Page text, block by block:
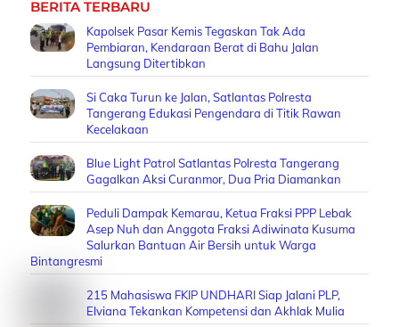
BERITA TERBARU
Kapolsek Pasar Kemis Tegaskan Tak Ada
Pembiaran, Kendaraan Berat di Bahu Jalan
Langsung Ditertibkan
Si Caka Turun ke Jalan, Satlantas Polresta
Tangerang Edukasi Pengendara di Titik Rawan
Kecelakaan
Blue Light Patrol Satlantas Polresta Tangerang
Gagalkan Aksi Curanmor, Dua Pria Diamankan
Peduli Dampak Kemarau, Ketua Fraksi PPP Lebak
Asep Nuh dan Anggota Fraksi Adiwinata Kusuma
Salurkan Bantuan Air Bersih untuk Warga
Bintangresmi
215 Mahasiswa FKIP UNDHARI Siap Jalani PLP,
Elviana Tekankan Kompetensi dan Akhlak Mulia